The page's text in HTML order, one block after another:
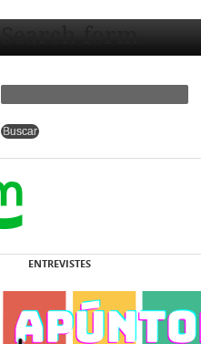
Search form
ENTREVISTES